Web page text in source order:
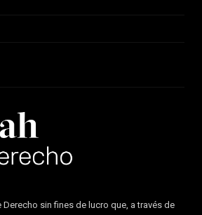
sin fines de lucro que, a través de